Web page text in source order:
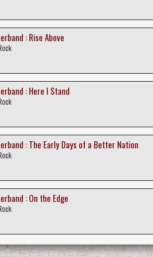
: Rise Above
: Here I Stand
: The Early Days of a Better Nation
: On the Edge